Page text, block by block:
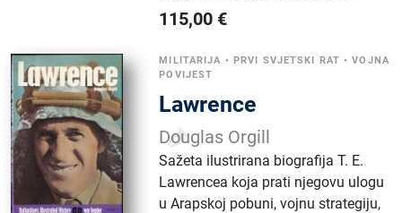
115,00 €
MILITARIJA • PRVI SVJETSKI RAT •VOJNA
POVIJEST
Lawrence
Douglas Orgill
Sažeta ilustrirana biografija T. E.
Lawrencea koja prati njegovu ulogu
u Arapskoj pobuni, vojnu strategiju,